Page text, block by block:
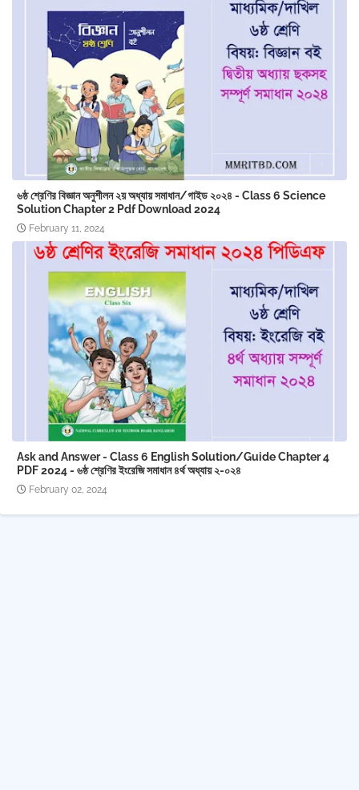
৬ষ্ঠ শ্রেণির বিজ্ঞান অনুশীলন ২য় অধ্যায় সমাধান/গাইড ২০২৪ - Class 6 Science
Solution Chapter 2 Pdf Download 2024
February 11, 2024
Ask and Answer - Class 6 English Solution/Guide Chapter 4
PDF 2024 - ৬ষ্ঠ শ্রেণির ইংরেজি সমাধান ৪র্থ অধ্যায় ২-০২৪
February 02, 2024